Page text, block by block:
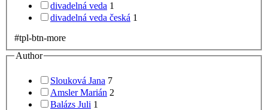
divadelná veda 1
divadelná veda česká 1
#tpl-btn-more
Author
Slouková Jana 7
Amsler Marián 2
Balázs Juli 1